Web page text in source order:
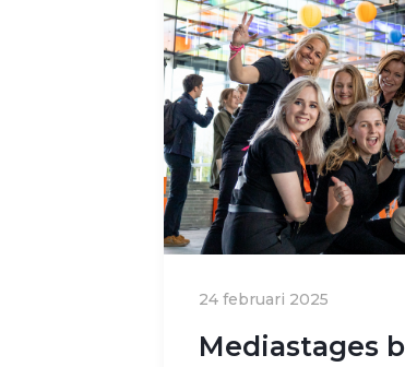
24 februari 2025
Mediastages